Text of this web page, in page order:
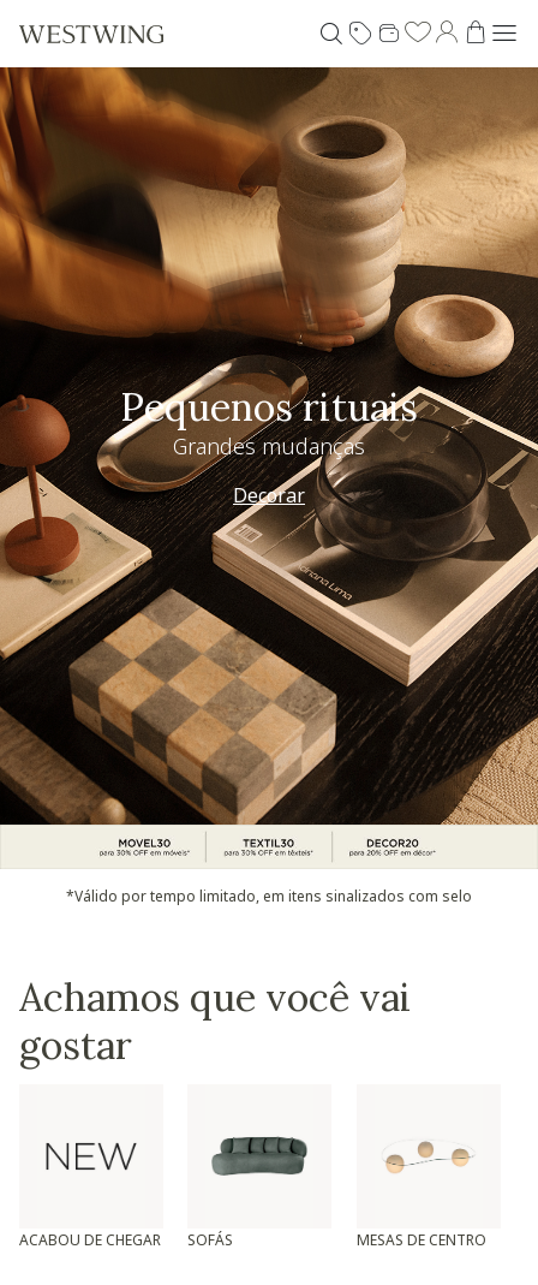
Pequenos rituais
Grandes mudanças
Decorar
*Válido por tempo limitado, em itens sinalizados com selo
Achamos que você vai
gostar
ACABOU DE CHEGAR SOFÁS MESAS DE CENTRO